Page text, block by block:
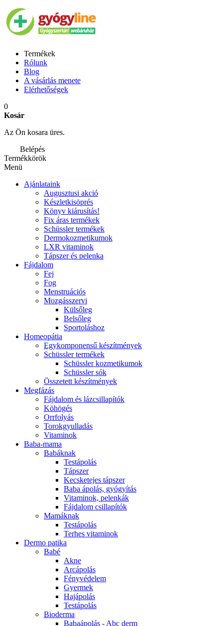
Termékek
Rólunk
Blog
A vásárlás menete
Elérhetőségek
0
Kosár
Az Ön kosara üres.
Belépés
Termékkörök
Menü
Ajánlataink
Augusztusi akció
Készletkisöprés
Könyv kiárusítás!
Fix áras termékek
Schüssler termékek
Dermokozmetikumok
LXR vitaminok
Tápszer és pelenka
Fájdalom
Fej
Fog
Menstruációs
Mozgásszervi
Külsőleg
Belsőleg
Sportoláshoz
Homeopátia
Egykomponensű készítmények
Schüssler termékek
Schüssler kozmetikumok
Schüssler sók
Összetett készítmények
Megfázás
Fájdalom és lázcsillapítók
Köhögés
Orrfolyás
Torokgyulladás
Vitaminok
Baba-mama
Babáknak
Testápolás
Tápszer
Kecsketejes tápszer
Baba ápolás, gyógyítás
Vitaminok, pelenkák
Fájdalom csillapítók
Mamáknak
Testápolás
Terhes vitaminok
Dermo patika
Babé
Akne
Arcápolás
Fényvédelem
Gyermek
Hajápolás
Testápolás
Bioderma
Babaápolás - Abc derm